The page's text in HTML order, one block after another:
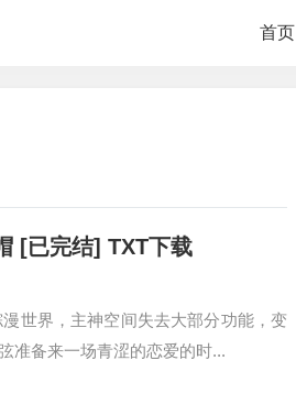
首页
[已完结] TXT下载
世界，主神空间失去大部分功能，变
准备来一场青涩的恋爱的时...